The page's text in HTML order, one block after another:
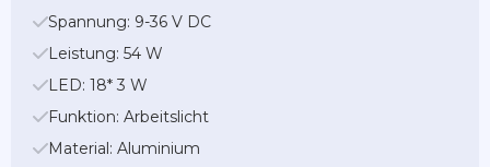
Spannung: 9-36 V DC
Leistung: 54 W
LED: 18* 3 W
Funktion: Arbeitslicht
Material: Aluminium